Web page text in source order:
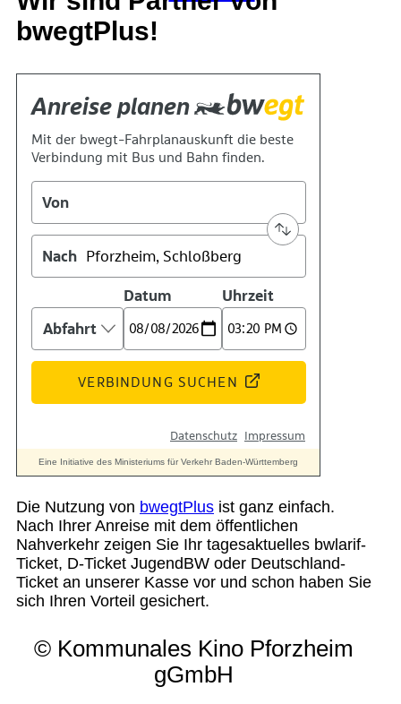
Suche
Menü
bwegtPlus!
Die Nutzung von bwegtPlus ist ganz einfach.
Nach Ihrer Anreise mit dem öffentlichen
Nahverkehr zeigen Sie Ihr tagesaktuelles bwlarif-
Ticket, D-Ticket JugendBW oder Deutschland-
Ticket an unserer Kasse vor und schon haben Sie
sich Ihren Vorteil gesichert.
© Kommunales Kino Pforzheim
gGmbH